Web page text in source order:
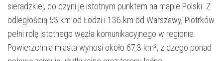
sieradzkiej, co czyni je istotnym punktem na mapie Polski. Z
odległością 53 km od Łodzi i 136 km od Warszawy, Piotrków
pełni rolę istotnego węzła komunikacyjnego w regionie.
Powierzchnia miasta wynosi około 67,3 km², z czego ponad